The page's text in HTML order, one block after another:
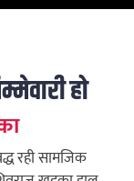
हो
रही सामजिक